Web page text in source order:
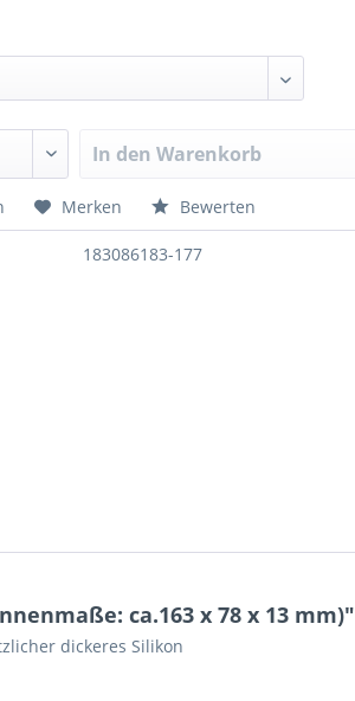
In den Warenkorb
Merken Bewerten
183086183-177
ca.163 x 78 x 13 mm)"
dickeres Silikon